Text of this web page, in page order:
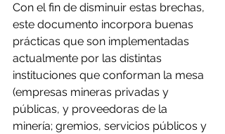
Con el fin de disminuir estas brechas,
este documento incorpora buenas
prácticas que son implementadas
actualmente por las distintas
instituciones que conforman la mesa
(empresas mineras privadas y
públicas, y proveedoras de la
minería; gremios, servicios públicos y